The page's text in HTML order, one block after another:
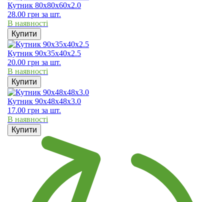
Кутник 80х80х60х2.0
28.00 грн за шт.
В наявності
Купити
Кутник 90х35х40х2.5
20.00 грн за шт.
В наявності
Купити
Кутник 90х48х48х3.0
17.00 грн за шт.
В наявності
Купити